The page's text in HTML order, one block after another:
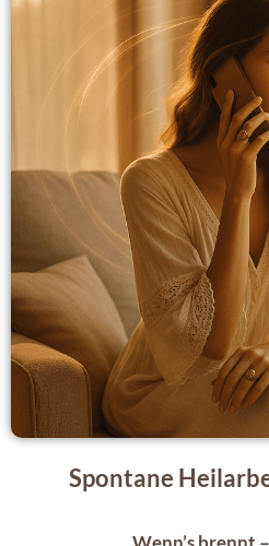
Spontane